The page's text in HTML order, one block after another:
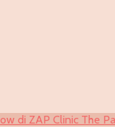
di ZAP Clinic The